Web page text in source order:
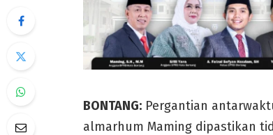
BONTANG:Pergantian
almarhum Maming dipastikan